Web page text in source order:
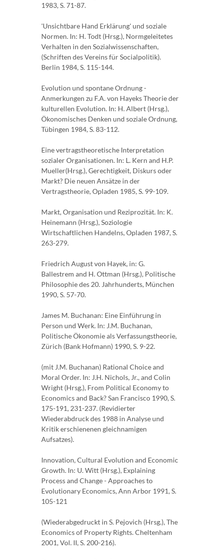
1983, S. 71-87.
'Unsichtbare Hand Erklärung' und soziale
Normen. In: H. Todt (Hrsg.), Normgeleitetes
Verhalten in den Sozialwissenschaften,
(Schriften des Vereins für Socialpolitik).
Berlin 1984, S. 115-144.
Evolution und spontane Ordnung -
Anmerkungen zu F.A. von Hayeks Theorie der
kulturellen Evolution. In: H. Albert (Hrsg.),
Ökonomisches Denken und soziale Ordnung,
Tübingen 1984, S. 83-112.
Eine vertragstheoretische Interpretation
sozialer Organisationen. In: L. Kern and H.P.
Mueller(Hrsg.), Gerechtigkeit, Diskurs oder
Markt? Die neuen Ansätze in der
Vertragstheorie, Opladen 1985, S. 99-109.
Markt, Organisation und Reziprozität. In: K.
Heinemann (Hrsg.), Soziologie
Wirtschaftlichen Handelns, Opladen 1987, S.
263-279.
Friedrich August von Hayek, in: G.
Ballestrem and H. Ottman (Hrsg.), Politische
Philosophie des 20. Jahrhunderts, München
1990, S. 57-70.
James M. Buchanan: Eine Einführung in
Person und Werk. In: J.M. Buchanan,
Politische Ökonomie als Verfassungstheorie,
Zürich (Bank Hofmann) 1990, S. 9-22.
(mit J.M. Buchanan) Rational Choice and
Moral Order. In: J.H. Nichols, Jr., and Colin
Wright (Hrsg.), From Political Economy to
Economics and Back? San Francisco 1990, S.
175-191, 231-237. (Revidierter
Wiederabdruck des 1988 in Analyse und
Kritik erschienenen gleichnamigen
Aufsatzes).
Innovation, Cultural Evolution and Economic
Growth. In: U. Witt (Hrsg.), Explaining
Process and Change - Approaches to
Evolutionary Economics, Ann Arbor 1991, S.
105-121
(Wiederabgedruckt in S. Pejovich (Hrsg.), The
Economics of Property Rights. Cheltenham
2001, Vol. II, S. 200-216).